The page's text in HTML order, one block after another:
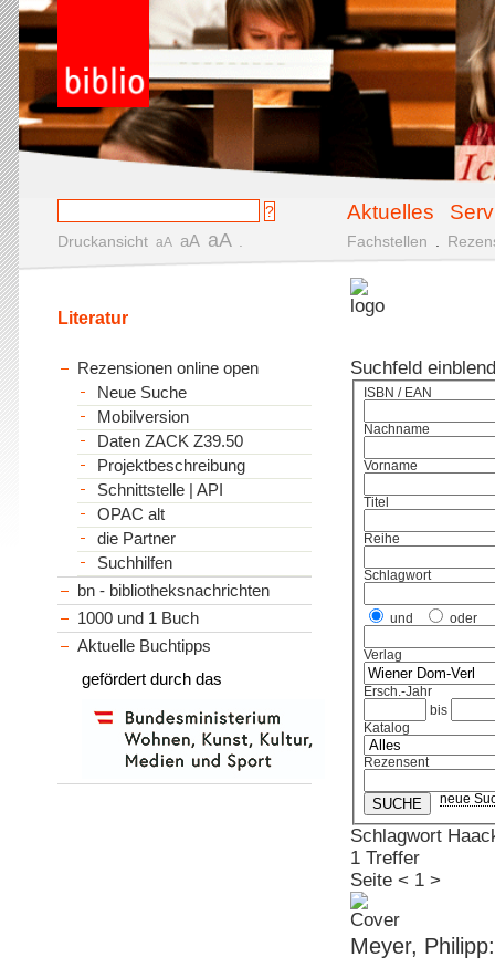
Aktuelles
Druckansicht aA aA aA Fachstellen
Suchfeld
ISBN / EAN
Nachname
Vorname
Titel
Reihe
Schlagwort
und oder
Verlag
Ersch.-Jahr
bis
Katalog
Rezensent
neue
Schlagwort
1 Treffer
Seite < 1 >
Meyer,
Literatur
Rezensionen online open
Neue Suche
Mobilversion
Daten ZACK Z39.50
Projektbeschreibung
Schnittstelle | API
OPAC alt
die Partner
Suchhilfen
bn - bibliotheksnachrichten
1000 und 1 Buch
Aktuelle Buchtipps
gefördert durch das